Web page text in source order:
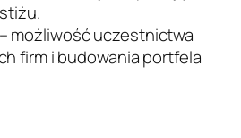
możliwość uczestnictwa
firm i budowania portfela